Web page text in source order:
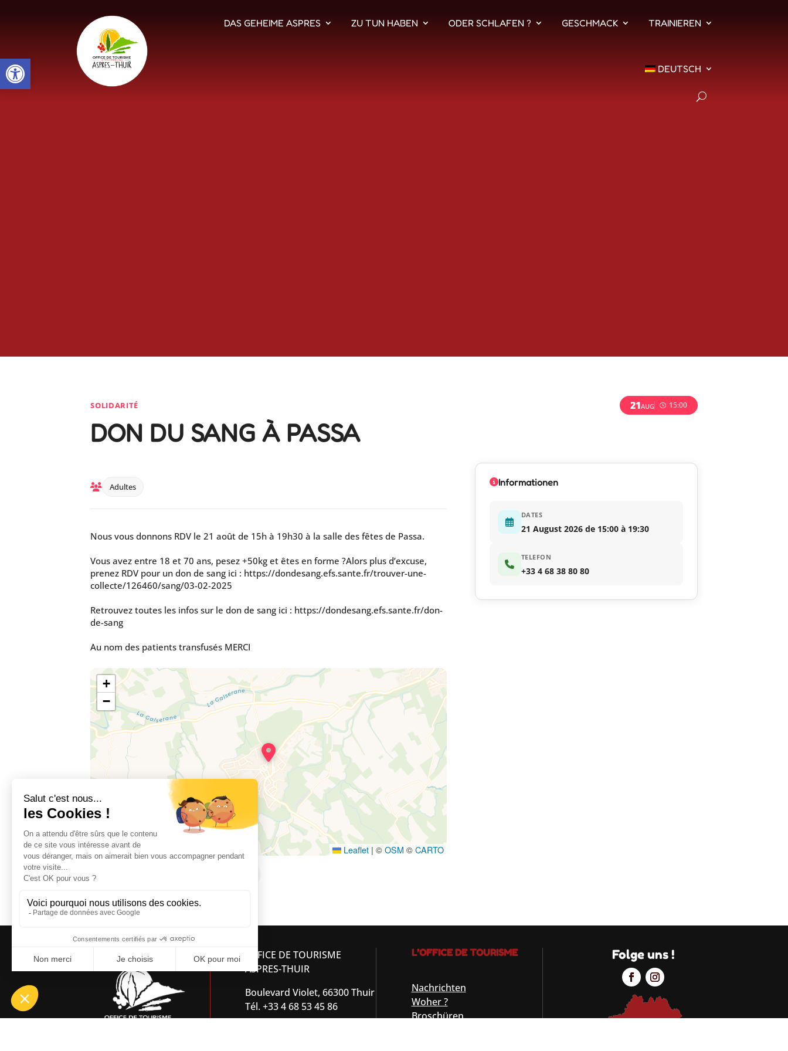
Open toolbar
DAS GEHEIME ASPRES ZU TUN HABEN ODER SCHLAFEN ? GESCHMACK TRAINIEREN
DEUTSCH
SOLIDARITÉ 21AUG 15:00
DON DU SANG À PASSA
Adultes
Nous vous donnons RDV le 21 août de 15h à 19h30 à la salle des fêtes de Passa.
Vous avez entre 18 et 70 ans, pesez +50kg et êtes en forme ?Alors plus d’excuse,
prenez RDV pour un don de sang ici : https://dondesang.efs.sante.fr/trouver-une-
collecte/126460/sang/03-02-2025
Retrouvez toutes les infos sur le don de sang ici : https://dondesang.efs.sante.fr/don-
de-sang
Au nom des patients transfusés MERCI
+
−
Leaflet | ©OSM ©CARTO
Informationen
DATES
21 August 2026 de 15:00 à 19:30
TELEFON
+33 4 68 38 80 80
OFFICE DE TOURISME
ASPRES-THUIR
Boulevard Violet, 66300 Thuir
Tél. +33 4 68 53 45 86
L’OFFICE DE TOURISME
Nachrichten
Woher ?
Broschüren
Folge uns !